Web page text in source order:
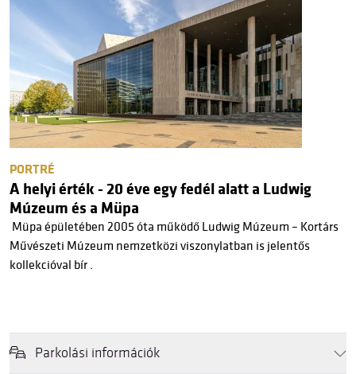
PORTRÉ
A helyi érték - 20 éve egy fedél alatt a Ludwig
Múzeum és a Müpa
Müpa épületében 2005 óta működő Ludwig Múzeum – Kortárs
Művészeti Múzeum nemzetközi viszonylatban is jelentős
kollekcióval bír .
Parkolási információk